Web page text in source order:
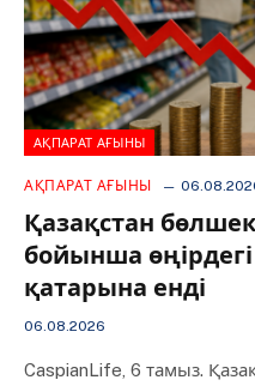
АҚПАРАТ АҒЫНЫ
АҚПАРАТ АҒЫНЫ
Қазақстан бөлшек
бойынша
қатарына енді
06.08.2026
CaspianLife, 6 тамыз.